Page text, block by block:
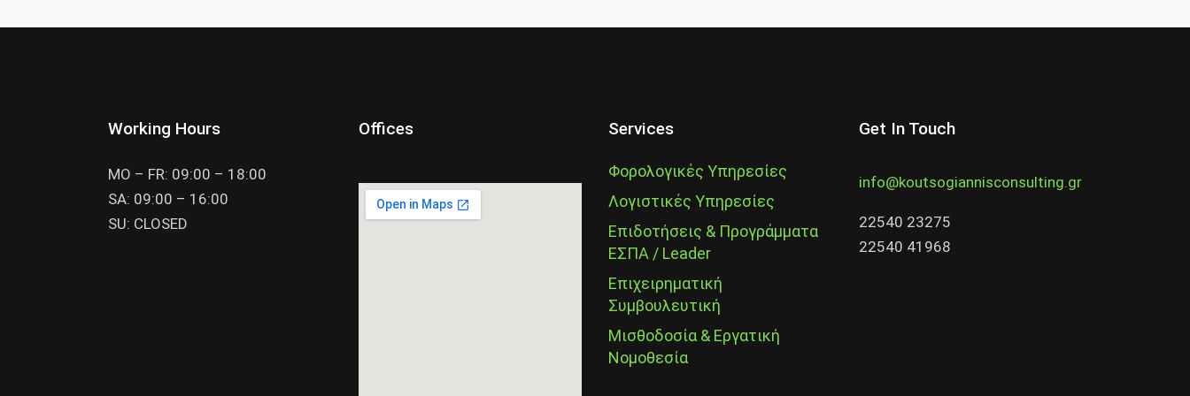
Working Hours
MO – FR: 09:00 – 18:00
SA: 09:00 – 16:00
SU: CLOSED
Offices Services
Φορολογικές Υπηρεσίες
Λογιστικές Υπηρεσίες
Επιδοτήσεις & Προγράμματα
ΕΣΠΑ / Leader
Επιχειρηματική
Συμβουλευτική
Μισθοδοσία & Εργατική
Νομοθεσία
Get In Touch
info@koutsogiannisconsulting.gr
22540 23275
22540 41968